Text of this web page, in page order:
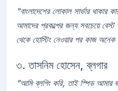
"বাংলাদেশের লোকাল সার্ভার
আমাদের প্রকল্পের জন্য সবচেয়ে
থেকে হোস্টিং নেওয়ার পর কাজ
৩. তাসনিম হোসেন, ব্লগার
"আমি ব্লগিং করি, তাই স্পিড